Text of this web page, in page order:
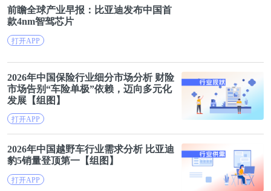
天堂”。一方面，天津作为直辖市自身拥有优质的教
育资源，另外，根据我国现行分省定额的招生录取制
据天津新东方学校的计算，2019年天津市高考录取率
79%，排名第一，近几年天津一本录取率也一直保持
在30%左右。在家长动辄为子女花费数万元报班补习
的当下，只此一条便击中了万千家长的心，虽然买房
落户不是小事，但为了孩子的前程和未来，家长也不
得不咬牙前进。
前瞻全球产业早报： 比亚迪发布中国首
款4nm智驾芯片
打开APP
2026年中国保险行业细分市场分析 财险
市场告别“车险单极”依赖，迈向多元化
发展【组图】
打开APP
2026年中国越野车行业需求分析 比亚迪
豹5销量登顶第一【组图】
打开APP